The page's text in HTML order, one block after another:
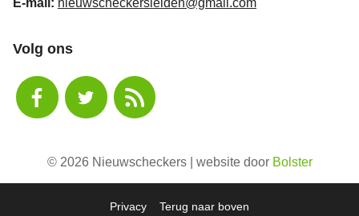
E-mail: nieuwscheckersleiden@gmail.com
Volg ons
© 2026 Nieuwscheckers | website door Bolster
Privacy Terug naar boven